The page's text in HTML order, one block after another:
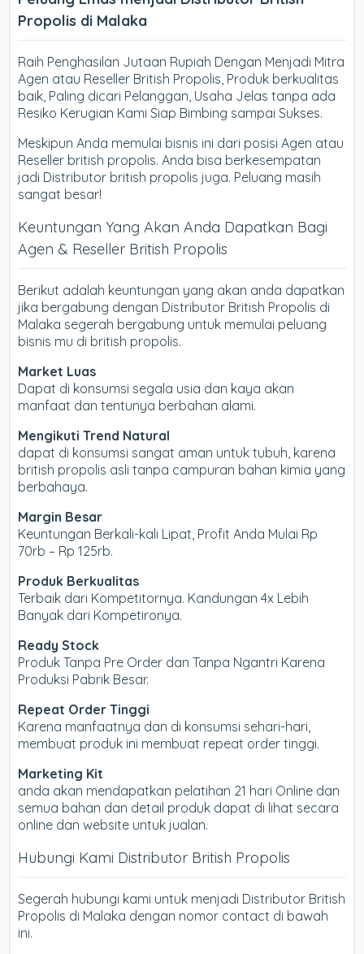
Propolis di Malaka
Raih Penghasilan Jutaan Rupiah Dengan Menjadi Mitra
Agen atau Reseller British Propolis, Produk berkualitas
baik, Paling dicari Pelanggan, Usaha Jelas tanpa ada
Resiko Kerugian Kami Siap Bimbing sampai Sukses.
Meskipun Anda memulai bisnis ini dari posisi Agen atau
Reseller british propolis. Anda bisa berkesempatan
jadi Distributor british propolis juga. Peluang masih
sangat besar!
Keuntungan Yang Akan Anda Dapatkan Bagi
Agen & Reseller British Propolis
Berikut adalah keuntungan yang akan anda dapatkan
jika bergabung dengan Distributor British Propolis di
Malaka segerah bergabung untuk memulai peluang
bisnis mu di british propolis.
Market Luas
Dapat di konsumsi segala usia dan kaya akan
manfaat dan tentunya berbahan alami.
Mengikuti Trend Natural
dapat di konsumsi sangat aman untuk tubuh, karena
british propolis asli tanpa campuran bahan kimia yang
berbahaya.
Margin Besar
Keuntungan Berkali-kali Lipat, Profit Anda Mulai Rp
70rb – Rp 125rb.
Produk Berkualitas
Terbaik dari Kompetitornya. Kandungan 4x Lebih
Banyak dari Kompetironya.
Ready Stock
Produk Tanpa Pre Order dan Tanpa Ngantri Karena
Produksi Pabrik Besar.
Repeat Order Tinggi
Karena manfaatnya dan di konsumsi sehari-hari,
membuat produk ini membuat repeat order tinggi.
Marketing Kit
anda akan mendapatkan pelatihan 21 hari Online dan
semua bahan dan detail produk dapat di lihat secara
online dan website untuk jualan.
Hubungi Kami Distributor British Propolis
Segerah hubungi kami untuk menjadi Distributor British
Propolis di Malaka dengan nomor contact di bawah
ini.